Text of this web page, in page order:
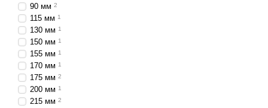
90 мм 2
115 мм 1
130 мм 1
150 мм 1
155 мм 1
170 мм 1
175 мм 2
200 мм 1
215 мм 2